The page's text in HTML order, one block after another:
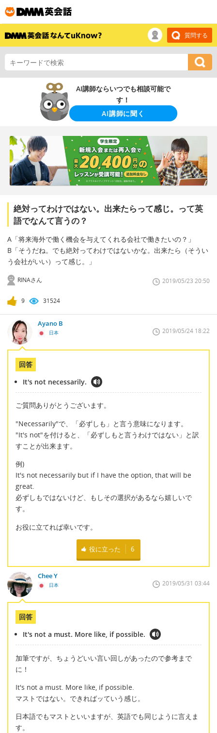
質問する
AI講師ならいつでも相談可能で
す！
AI講師に聞く
絶対ってわけではない。出来たらって感じ。って英
語でなんて言うの？
A「将来海外で働く機会を与えてくれる会社で働きたいの？」
B「そうだね。でも絶対ってわけではないかな。出来たら（そうい
う会社がいい）って感じ。」
RINAさん 2019/05/23 20:50
9 31524
Ayano B
日本 2019/05/24 18:22
回答
It's not necessarily.
ご質問ありがとうございます。
"Necessarily"で、「必ずしも」と言う意味になります。
"It's not"を付けると、「必ずしもと言うわけではない」と訳
すことが出来ます。
例)
It's not necessarily but if I have the option, that will be
great.
必ずしもではないけど、もしその選択があるなら嬉しいで
す。
お役に立てれば幸いです。
役に立った 6
Chee Y
日本 2019/05/31 03:44
回答
It's not a must. More like, if possible.
加筆ですが、ちょうどいい言い回しがあったので参考まで
に！
It's not a must. More like, if possible.
マストではない。できればッていう感じ。
日本語でもマストといいますが、英語でも同じように言えま
す。